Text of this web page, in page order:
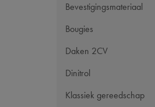
Bevestigingsmateriaal
Bougies
Daken 2CV
Dinitrol
Klassiek gereedschap